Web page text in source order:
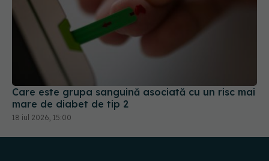
Care este grupa sanguină asociată cu un risc mai
mare de diabet de tip 2
18 iul 2026, 15:00